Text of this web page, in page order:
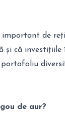
important de
și că investițiile
de aur?